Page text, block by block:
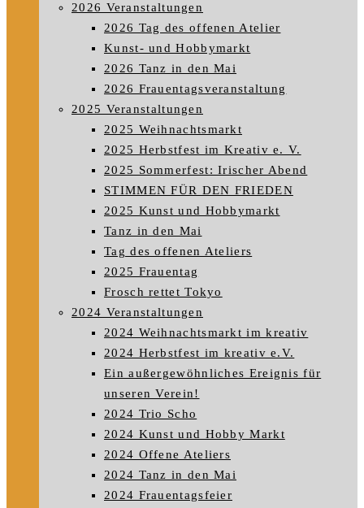
2026 Veranstaltungen
2026 Tag des offenen Atelier
Kunst- und Hobbymarkt
2026 Tanz in den Mai
2026 Frauentagsveranstaltung
2025 Veranstaltungen
2025 Weihnachtsmarkt
2025 Herbstfest im Kreativ e. V.
2025 Sommerfest: Irischer Abend
STIMMEN FÜR DEN FRIEDEN
2025 Kunst und Hobbymarkt
Tanz in den Mai
Tag des offenen Ateliers
2025 Frauentag
Frosch rettet Tokyo
2024 Veranstaltungen
2024 Weihnachtsmarkt im kreativ
2024 Herbstfest im kreativ e.V.
Ein außergewöhnliches Ereignis für
unseren Verein!
2024 Trio Scho
2024 Kunst und Hobby Markt
2024 Offene Ateliers
2024 Tanz in den Mai
2024 Frauentagsfeier